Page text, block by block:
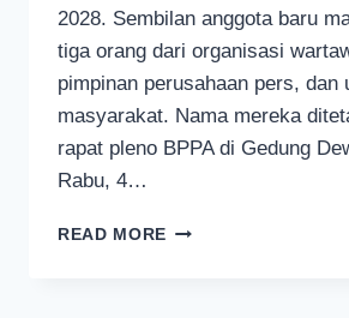
2028. Sembilan anggota baru
tiga orang dari organisasi
pimpinan perusahaan pers, dan
masyarakat. Nama mereka
rapat pleno BPPA di Gedung
Rabu, 4…
READ MORE BPPA